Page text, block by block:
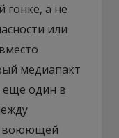
гонке, а не
или
медиапакт
еще один в
воюющей